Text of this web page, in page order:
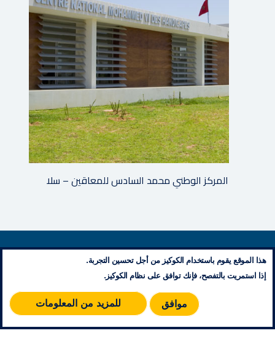
المركز الوطني محمد السادس للمعاقين – سلا
معلومات تنظيمية
إتصل بنا
مخطط الموقع
RSS
هذا الموقع يقوم باستخدام الكوكيز من أجل تحسين التجربة.
إذا استمريت بالتفصح، فإنك توافق على نظام الكوكيز.
موافق للمزيد من المعلومات